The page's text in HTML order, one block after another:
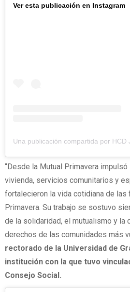
Ver esta publicación en Instagram
“Desde la Mutual Primavera
vivienda, servicios comunitarios y
fortalecieron la vida cotidiana de las
Primavera. Su trabajo se sostuvo
de la solidaridad, el mutualismo y la
derechos de las comunidades más
rectorado de la Universidad de
institución con la que tuvo
Consejo Social.